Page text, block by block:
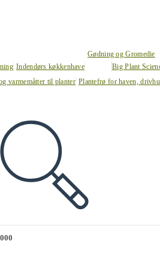
Indendørs køkkenhave
Gødning og Gromedie
Big Plant
varmemåtter til planter Plantefrø for haven,